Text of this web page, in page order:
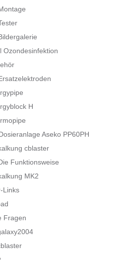
Ozondesinfektion
H
Aseko PP60PH
cblaster
Funktionsweise
MK2
Links
Fragen